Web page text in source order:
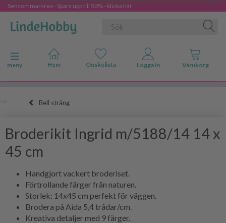
Sensommarsrea - Spara upp till 50% - klicka här
Ändra navigering
meny
Bell sträng
Broderikit Ingrid m/5188/14 14 x
45 cm
Handgjort vackert broderiset.
Förtrollande färger från naturen.
Storlek: 14x45 cm perfekt för väggen.
Brodera på Aida 5,4 trådar/cm.
Kreativa detaljer med 9 färger.